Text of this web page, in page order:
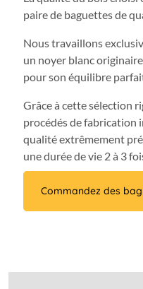
paire de baguettes de
Nous travaillons
un noyer blanc
pour son équilibre
Grâce à cette sélection
procédés de fabrication
qualité extrêmement
une durée de vie 2 à 3
Commandez des